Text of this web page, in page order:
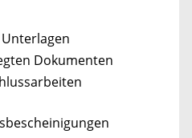
Dokumenten